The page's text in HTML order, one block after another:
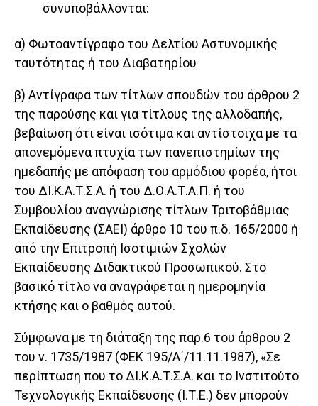
συνυποβάλλονται:
α) Φωτοαντίγραφο του Δελτίου Αστυνομικής
ταυτότητας ή του Διαβατηρίου
β) Αντίγραφα των τίτλων σπουδών του άρθρου 2
της παρούσης και για τίτλους της αλλοδαπής,
βεβαίωση ότι είναι ισότιμα και αντίστοιχα με τα
απονεμόμενα πτυχία των πανεπιστημίων της
ημεδαπής με απόφαση του αρμόδιου φορέα, ήτοι
του ΔΙ.Κ.Α.Τ.Σ.Α. ή του Δ.Ο.Α.Τ.Α.Π. ή του
Συμβουλίου αναγνώρισης τίτλων Τριτοβάθμιας
Εκπαίδευσης (ΣΑΕΙ) άρθρο 10 του π.δ. 165/2000 ή
από την Επιτροπή Ισοτιμιών Σχολών
Εκπαίδευσης Διδακτικού Προσωπικού. Στο
βασικό τίτλο να αναγράφεται η ημερομηνία
κτήσης και ο βαθμός αυτού.
Σύμφωνα με τη διάταξη της παρ.6 του άρθρου 2
του ν. 1735/1987 (ΦΕΚ 195/Α΄/11.11.1987), «Σε
περίπτωση που το ΔΙ.Κ.Α.Τ.Σ.Α. και το Ινστιτούτο
Τεχνολογικής Εκπαίδευσης (Ι.Τ.Ε.) δεν μπορούν